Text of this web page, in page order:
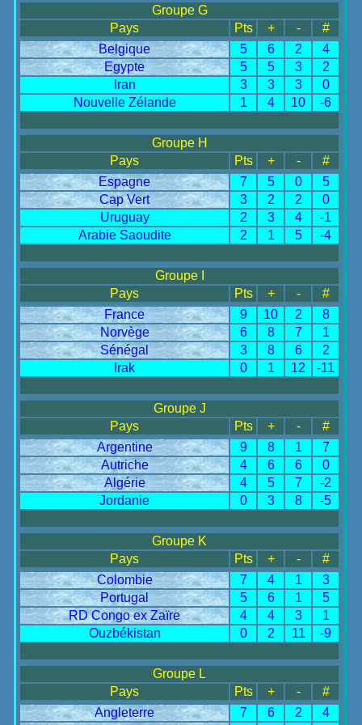
Réponse : G Batistuta (Argentine) en 1994 et 1998
et G Müller (Rfa) en 1970
2026-06-20 - Quelle pays a inscrit 10 buts en 1 seul
match ?
2026-06-19 - Qui a marqué le 4ème but le plus
rapide de la coupe du monde à la 37ème seconde
1978
2026-06-18 - Quel est le pays avec le plus de buts
encaissés ?
Réponse : Brésil : 108 buts
2026-06-17 - Quel jour, l'Allemagne a battu
l'Allemagne ?
Réponse : Le samedi 22 juin 1974 à Hambourg
2026-06-16 - Combien de matches ont vu la
2026-06-15 - Ils sont 5 à avoir marqué un
quadruplé; qui sont-ils ?
Réponse : E Willimowski (Pologne), Ademir
Eusebio (Portugal) et E Butragueno (Espagne)
2026-06-14 - Quels sont les pays qui ont participé
Groupe G
Pays
Pts + -
#
Belgique
5 6 2
4
Egypte
5 5 3
2
Iran
3 3 3
0
Nouvelle Zélande
1 4 10 -6
Groupe H
Pays
Pts + -
#
Espagne
7 5 0
5
Cap Vert
3 2 2
0
Uruguay
2 3 4
-1
Arabie Saoudite
2 1 5 -4
Groupe I
Pays
Pts + -
#
France
9 10 2
8
Norvège
6 8 7
1
Sénégal
3 8 6
2
Irak
0 1 12 -11
Groupe J
Pays
Pts + -
#
Argentine
9 8 1
7
Autriche
4 6 6
0
Algérie
4 5 7
-2
Jordanie
0 3 8 -5
Groupe K
Pays
Pts + -
#
Colombie
7 4 1
3
Portugal
5 6 1
5
RD Congo ex Zaïre
4 4 3
1
Ouzbékistan
0 2 11 -9
Groupe L
Pays
Pts + -
#
Angleterre
7 6 2
4